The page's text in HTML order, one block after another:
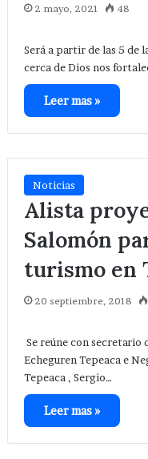
2 mayo, 2021 48
Será a partir de las 5 de
cerca de Dios nos
Leer mas »
Noticias
Alista
Salomón
turismo en
20 septiembre, 2018
Se reúne con
Echeguren Tepeaca e
Tepeaca , Sergio…
Leer mas »